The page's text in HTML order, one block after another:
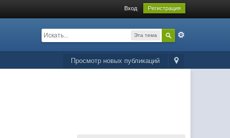
Вход Регистрация
Эта тема
Просмотр новых публикаций